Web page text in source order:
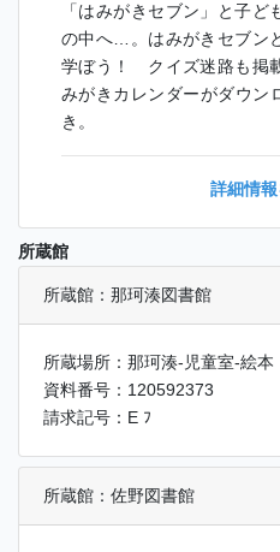
「はみがきセブン」と子
の中へ…。はみがきセブン
学ぼう！ クイズ迷路も掲
みがきカレンダーがダウン
き。
詳細情
所蔵館
所蔵館：那珂湊図書館
所蔵場所：那珂湊-児童室-絵本
資料番号：120592373
請求記号：E ﾌ
所蔵館：佐野図書館